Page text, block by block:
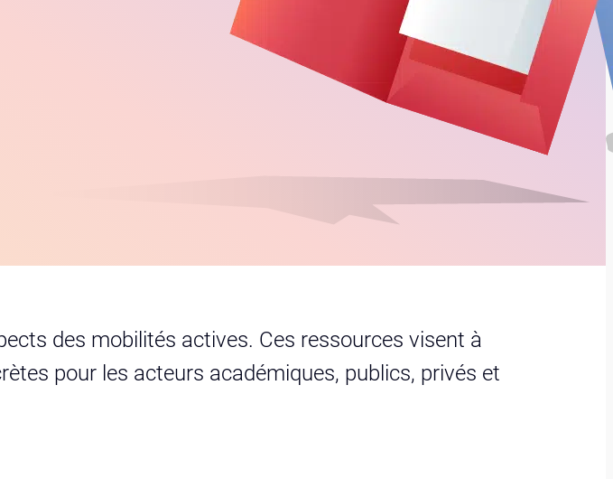
des mobilités actives. Ces ressources visent à
pour les acteurs académiques, publics, privés et